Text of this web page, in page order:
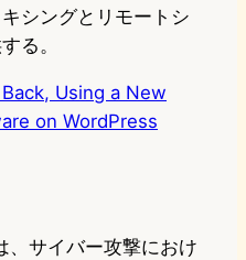
シングとリモートシ
る。
Using a New
on WordPress
、サイバー攻撃におけ